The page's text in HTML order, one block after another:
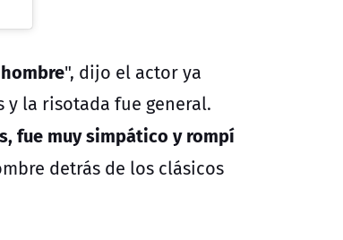
", dijo el actor ya
y la risotada fue general.
fue muy simpático y rompí
detrás de los clásicos